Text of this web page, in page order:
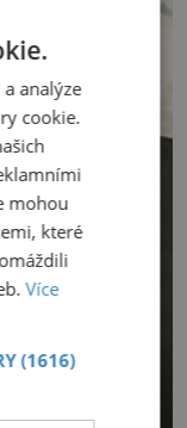
minulost.
Ötzi, který
analýze
cookie.
mohou
které
Více
(1616)